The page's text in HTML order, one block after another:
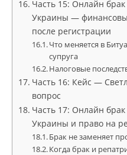
Часть 15: Онлайн
Украины —
после регистрации
Что меняется в
супруга
Налоговые
Часть 16: Кейс —
вопрос
Часть 17: Онлайн
Украины и право на
Брак не заменяет
Когда брак и